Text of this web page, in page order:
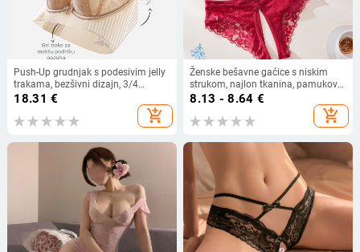
Push-Up grudnjak s podesivim jelly
trakama, bezšivni dizajn, 3/4
košarica, bez metalnih obruča,
18.31 €
add_shopping_cart
Ženske bešavne gaćice s niskim
strukom, najlon tkanina, pamukova
podstava
8.13 - 8.64 €
add_shopping_cart